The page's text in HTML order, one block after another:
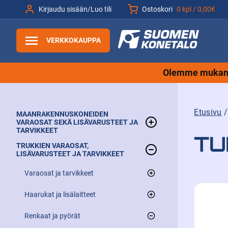
Kirjaudu sisään/Luo tili Ostoskori 0 kpl /0,00€
VERKKOKAUPPA
Olemme
MAANRAKENNUSKONEIDEN
VARAOSAT SEKÄ LISÄVARUSTEET JA
TARVIKKEET
Muut
TRUKKIEN VARAOSAT,
LISÄVARUSTEET JA TARVIKKEET
Varaosat ja tarvikkeet
Trukin varaosat
Akkutarvikkeet
Trukin valot
Haarukat ja lisälaitteet
Nostohaarukat eli trukkipiikit
Renkaat ja pyörät
Etusivu /